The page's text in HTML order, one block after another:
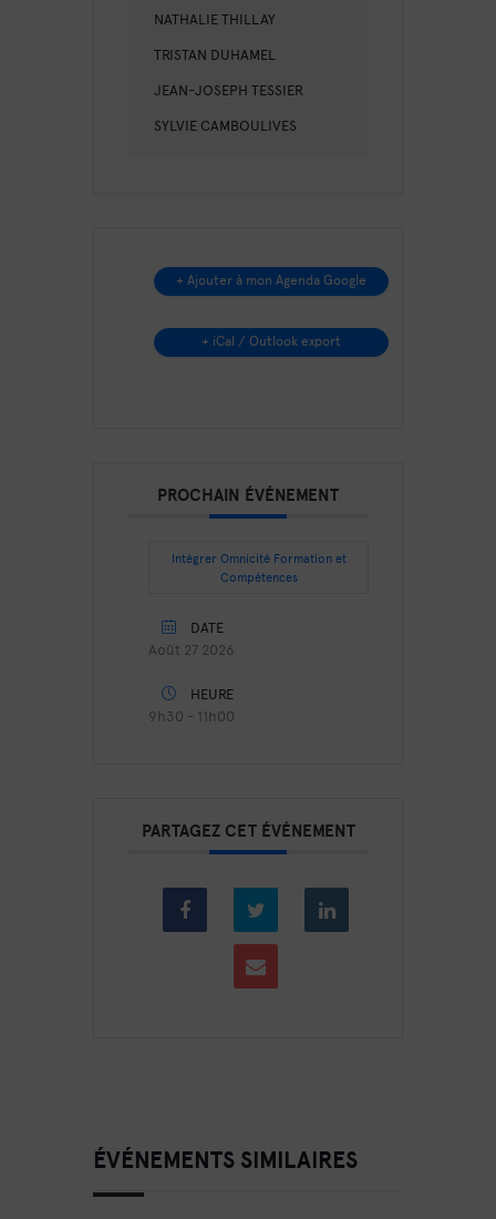
NATHALIE THILLAY
TRISTAN DUHAMEL
JEAN-JOSEPH TESSIER
SYLVIE CAMBOULIVES
+ Ajouter à mon Agenda Google
+ iCal / Outlook export
PROCHAIN ÉVÉNEMENT
Intégrer Omnicité Formation et
Compétences
DATE
Août 27 2026
HEURE
9h30 - 11h00
PARTAGEZ CET ÉVÉNEMENT
ÉVÉNEMENTS SIMILAIRES